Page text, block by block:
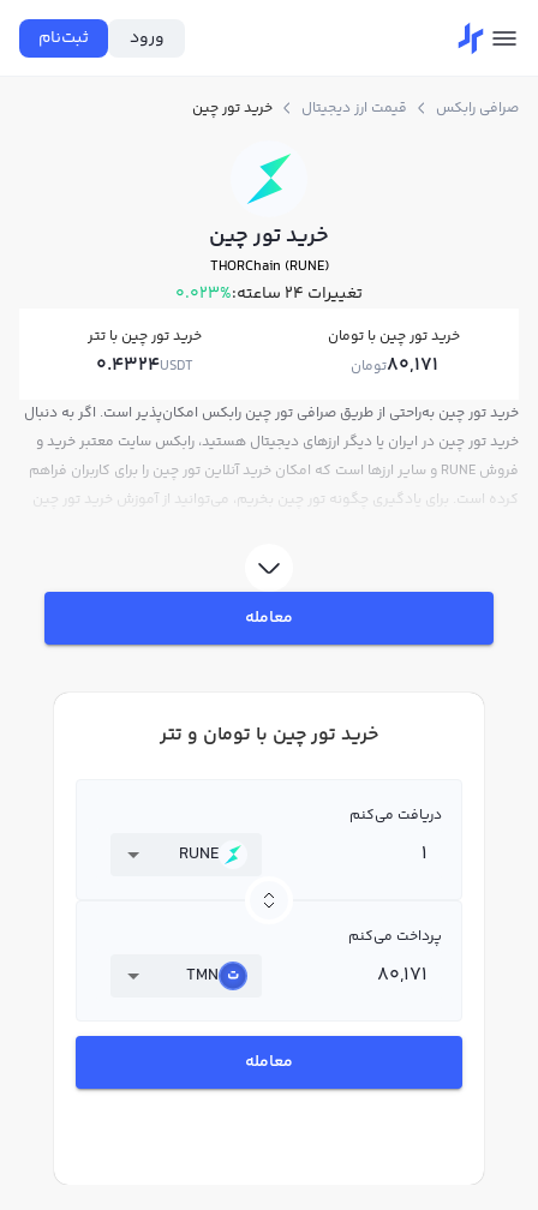
ورود ثبت‌نام
صرافی رابکس قیمت ارز دیجیتال خرید تور چین
خرید تور چین
THORChain (RUNE)
تغییرات ۲۴ ساعته: 0.023%
خرید تور چین با تومان
80,171تومان
خرید تور چین با تتر
0.4324USDT
خرید تور چین به‌راحتی از طریق صرافی تور چین رابکس امکان‌پذیر است. اگر به دنبال
خرید تور چین در ایران یا دیگر ارزهای دیجیتال هستید، رابکس سایت معتبر خرید و
فروش RUNE و سایر ارزها است که امکان خرید آنلاین تور چین را برای کاربران فراهم
کرده است. برای یادگیری چگونه تور چین بخریم، می‌توانید از آموزش خرید تور چین
بپردازید. در بازار رابکس، قیمت لحظه‌ای، نمودار و امکانات فروش تور چین نیز در
دسترس شما قرار دارد تا بتوانید تصمیمات بهتری در معاملات خود بگیرید.
معامله
خرید تور چین با تومان و تتر
دریافت می‌کنم
RUNE
پرداخت می‌کنم
TMN
معامله